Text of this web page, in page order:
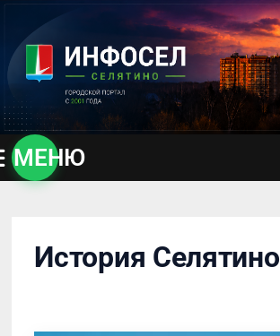
содержимому
МЕНЮ
История Селятино